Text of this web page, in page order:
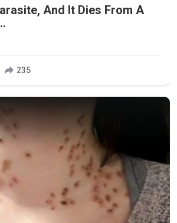
And It Dies From A
235